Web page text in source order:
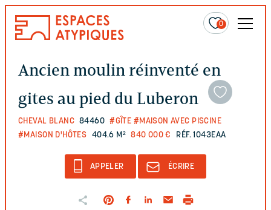
0
Ancien moulin réinventé en
gites au pied du Luberon
CHEVAL BLANC 84460 #GÎTE #MAISON AVEC PISCINE
#MAISON D'HÔTES 404.6 M² 840 000 € RÉF. 1043EAA
APPELER ÉCRIRE